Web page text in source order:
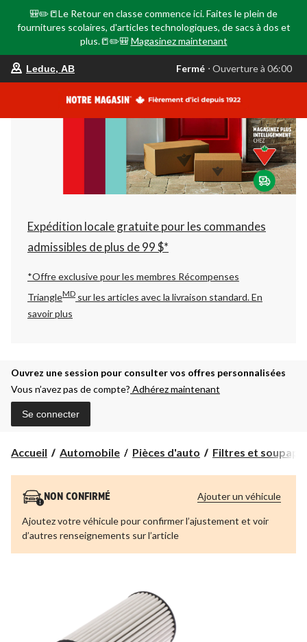
🎒✏️📒Le Retour en classe commence ici. Faites le plein de
fournitures scolaires, d'articles technologiques, de sacs à dos et
plus.📒✏️🎒 Magasinez maintenant
votre
est
AB,
Fermé,
Ouverture
à
06:00
changer
Leduc, AB Fermé ⋅ Ouverture à 06:00
Expédition locale gratuite pour les commandes
admissibles de plus de 99 $*
*Offre exclusive pour les membres Récompenses
TriangleMD sur les articles avec la livraison standard.En
savoir plus
Ouvrez une session pour consulter vos offres personnalisées
Vous n’avez pas de compte? Adhérez maintenant
Se connecter
Accueil Automobile Pièces d'auto Filtres et
NON CONFIRMÉ
Ajoutez votre véhicule pour confirmer l’ajustement et voir
d’autres renseignements sur l’article
Ajouter un véhicule